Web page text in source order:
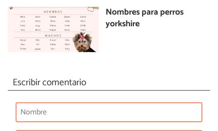
Nombres para perros
yorkshire
Escribir comentario